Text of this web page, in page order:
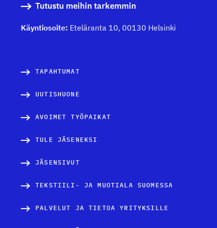
Tutustu meihin tarkemmin
Käyntiosoite: Eteläranta 10, 00130 Helsinki
TAPAHTUMAT
UUTISHUONE
AVOIMET TYÖPAIKAT
TULE JÄSENEKSI
JÄSENSIVUT
TEKSTIILI- JA MUOTIALA SUOMESSA
PALVELUT JA TIETOA YRITYKSILLE